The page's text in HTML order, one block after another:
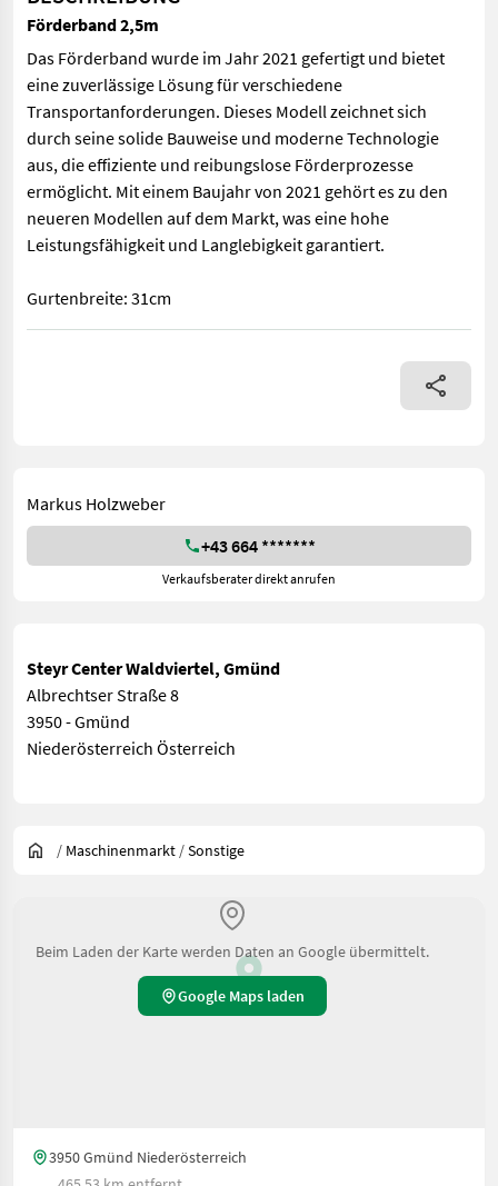
Förderband 2,5m
Das Förderband wurde im Jahr 2021 gefertigt und bietet
eine zuverlässige Lösung für verschiedene
Transportanforderungen. Dieses Modell zeichnet sich
durch seine solide Bauweise und moderne Technologie
aus, die effiziente und reibungslose Förderprozesse
ermöglicht. Mit einem Baujahr von 2021 gehört es zu den
neueren Modellen auf dem Markt, was eine hohe
Leistungsfähigkeit und Langlebigkeit garantiert.
Gurtenbreite: 31cm
Das Förderband wurde im Jahr 2021 gefertigt und bietet eine
Markus Holzweber
+43 664 *******
Verkaufsberater direkt anrufen
Steyr Center Waldviertel, Gmünd
Albrechtser Straße 8
3950 - Gmünd
Niederösterreich Österreich
/ Maschinenmarkt /Sonstige
Beim Laden der Karte werden Daten an Google übermittelt.
Google Maps laden
3950 Gmünd Niederösterreich